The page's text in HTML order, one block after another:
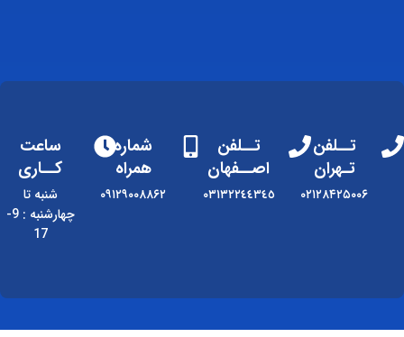
تــلفن
تـهران
۰۲۱۲۸۴۲۵۰۰۶
تــلفن
اصــفهان
٠٣١٣٢٢٤٤٣٤٥
شماره
همراه
۰۹۱۲۹۰۰۸۸۶۲
ساعت
کــاری
شنبه تا
چهارشنبه : 9-
17